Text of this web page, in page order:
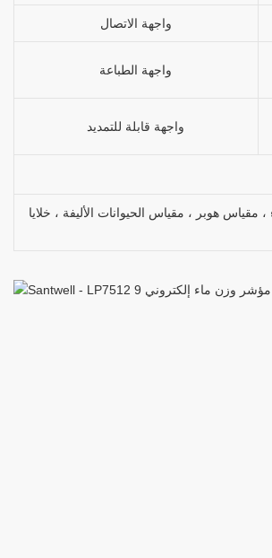
واجهة الاتصال
واجهة الطباعة
واجهة قابلة للتمديد
هوبر ، مقياس الحيوانات الأليفة ، خلايا